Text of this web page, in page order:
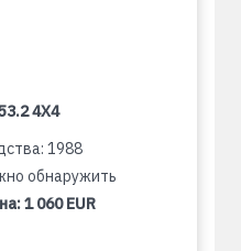
4X4
1988
обнаружить
1 060 EUR